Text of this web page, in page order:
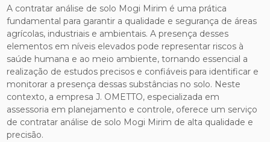
A contratar análise de solo Mogi Mirim é uma prática
fundamental para garantir a qualidade e segurança de áreas
agrícolas, industriais e ambientais. A presença desses
elementos em níveis elevados pode representar riscos à
saúde humana e ao meio ambiente, tornando essencial a
realização de estudos precisos e confiáveis para identificar e
monitorar a presença dessas substâncias no solo. Neste
contexto, a empresa J. OMETTO, especializada em
assessoria em planejamento e controle, oferece um serviço
de contratar análise de solo Mogi Mirim de alta qualidade e
precisão.